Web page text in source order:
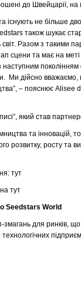
до Швейцарії, на
існують не більше
також шукає
Разом з такими
та має на меті
Ми дійсно
– пояснює
який став
та інновацій,
розвитку, росту та
тут
тут
Seedstars World
для ринків,